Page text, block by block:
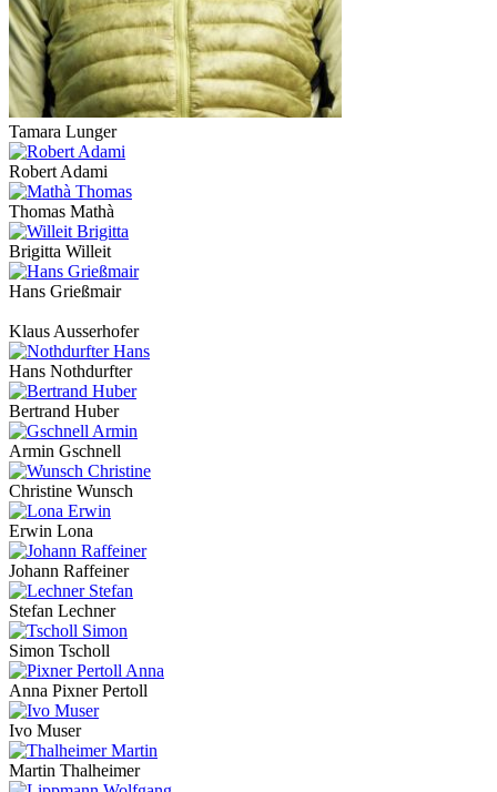
Tamara Lunger
Robert Adami
Thomas Mathà
Brigitta Willeit
Hans Grießmair
Klaus Ausserhofer
Hans Nothdurfter
Bertrand Huber
Armin Gschnell
Christine Wunsch
Erwin Lona
Johann Raffeiner
Stefan Lechner
Simon Tscholl
Anna Pixner Pertoll
Ivo Muser
Martin Thalheimer